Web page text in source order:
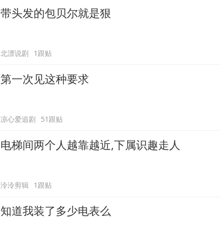
带头发的包贝尔就是狠
北漂说剧 1跟贴
第一次见这种要求
凉心爱追剧 51跟贴
电梯间两个人越靠越近,下属识趣走人
泠泠剪辑 1跟贴
知道我装了多少电表么